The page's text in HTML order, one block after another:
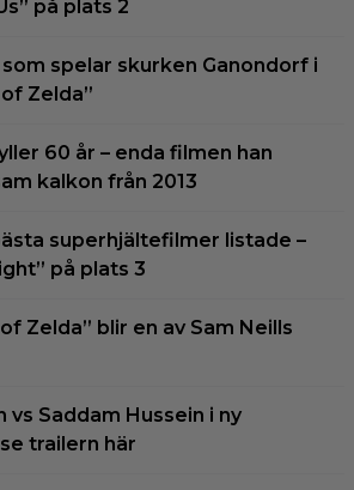
på plats 2
som spelar skurken Ganondorf i
Zelda”
60 år – enda filmen han
kalkon från 2013
superhjältefilmer listade –
på plats 3
Zelda” blir en av Sam Neills
vs Saddam Hussein i ny
trailern här